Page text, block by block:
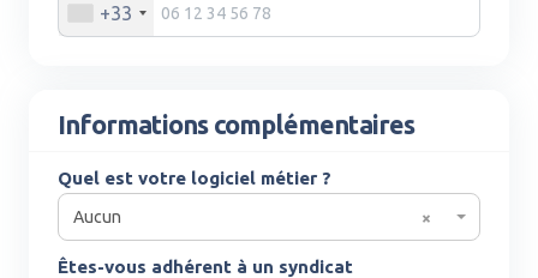
+33
Informations complémentaires
Quel est votre logiciel métier ?
×
Aucun
Êtes-vous adhérent à un syndicat